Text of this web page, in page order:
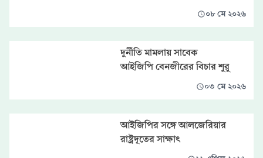
০৮ মে ২০২৬
দুর্নীতি মামলায় সাবেক
আইজিপি বেনজীরের বিচার শুরু
০৩ মে ২০২৬
আইজিপির সঙ্গে আলজেরিয়ার
রাষ্ট্রদূতের সাক্ষাৎ